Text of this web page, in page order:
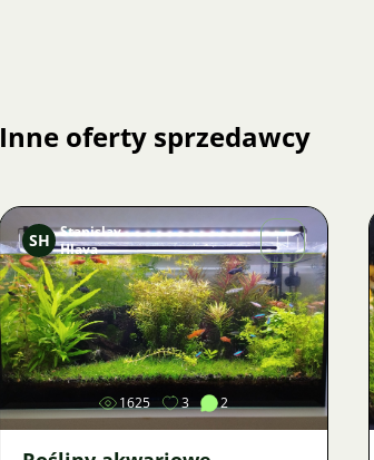
Inne oferty sprzedawcy
Zdjęcie
SH Stanislav
Hlava
1625 3 2